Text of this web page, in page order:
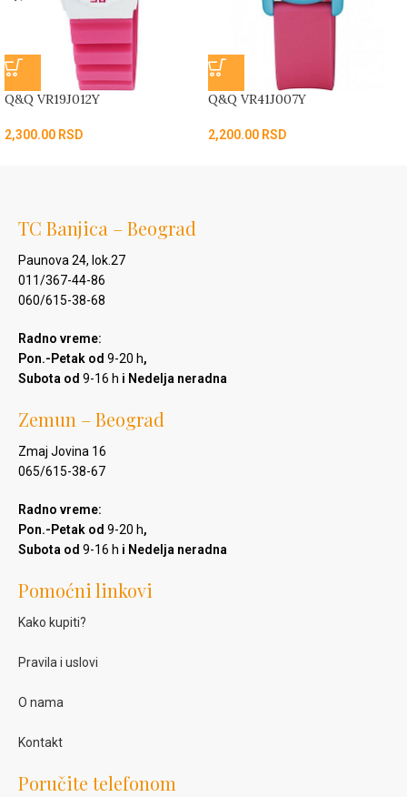
Q&Q VR19J012Y
2,300.00 RSD
Q&Q VR41J007Y
2,200.00 RSD
TC Banjica – Beograd
Paunova 24, lok.27
011/367-44-86
060/615-38-68
Radno vreme:
Pon.-Petak od 9-20 h,
Subota od 9-16 h i Nedelja neradna
Zemun – Beograd
Zmaj Jovina 16
065/615-38-67
Radno vreme:
Pon.-Petak od 9-20 h,
Subota od 9-16 h i Nedelja neradna
Pomoćni linkovi
Kako kupiti?
Pravila i uslovi
O nama
Kontakt
Poručite telefonom